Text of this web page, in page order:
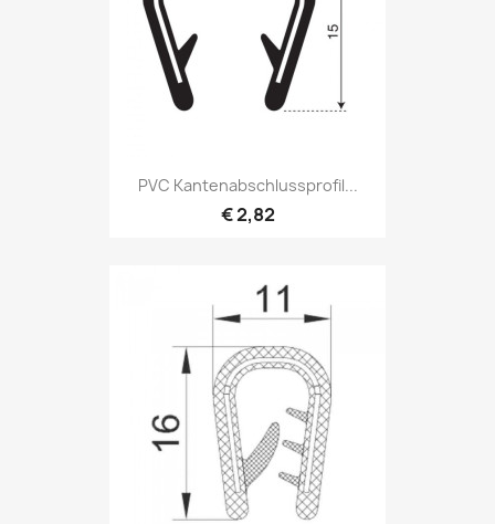
PVC Kantenabschlussprofil...
€ 2,82